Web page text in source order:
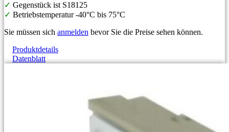
✓ Gegenstück ist S18125
✓ Betriebstemperatur -40°C bis 75°C
Sie müssen sich anmelden bevor Sie die Preise sehen können.
Produktdetails
Datenblatt